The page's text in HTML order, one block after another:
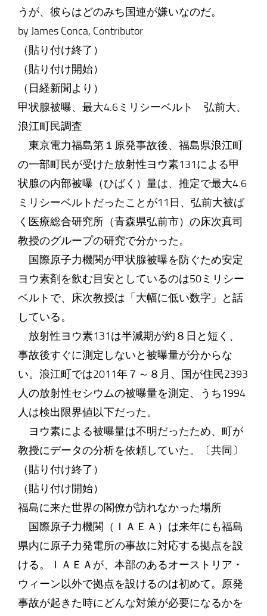
うが、彼らはどのみち国連が嫌いなのだ。
by James Conca, Contributor
（貼り付け終了）
（貼り付け開始）
（日経新聞より）
甲状腺被曝、最大4.6ミリシーベルト 弘前大、
浪江町民調査
東京電力福島第１原発事故後、福島県浪江町
の一部町民が受けた放射性ヨウ素131による甲
状腺の内部被曝（ひばく）量は、推定で最大4.6
ミリシーベルトだったことが11日、弘前大被ば
く医療総合研究所（青森県弘前市）の床次真司
教授のグループの研究で分かった。
国際原子力機関が甲状腺被曝を防ぐため安定
ヨウ素剤を飲む目安としているのは50ミリシー
ベルトで、床次教授は「大幅に低い数字」と話
している。
放射性ヨウ素131は半減期が約８日と短く、
事故後すぐに測定しないと被曝量が分からな
い。浪江町では2011年７～８月、国が住民2393
人の放射性セシウムの被曝量を測定、うち1994
人は検出限界値以下だった。
ヨウ素による被曝量は不明だったため、町が
教授にデータの分析を依頼していた。〔共同〕
（貼り付け終了）
（貼り付け開始）
福島に来た世界の閣僚が訪れなかった場所
国際原子力機関（ＩＡＥＡ）は来年にも福島
県内に原子力発電所の事故に対応する拠点を設
ける。ＩＡＥＡが、本部のあるオーストリア・
ウィーン以外で拠点を設けるのは初めて。原発
事故が起きた時にどんな対策が必要になるかを